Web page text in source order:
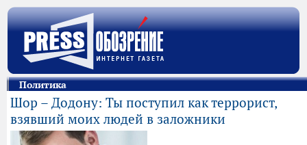
Политика
Шор – Додону: Ты поступил как террорист,
взявший моих людей в заложники